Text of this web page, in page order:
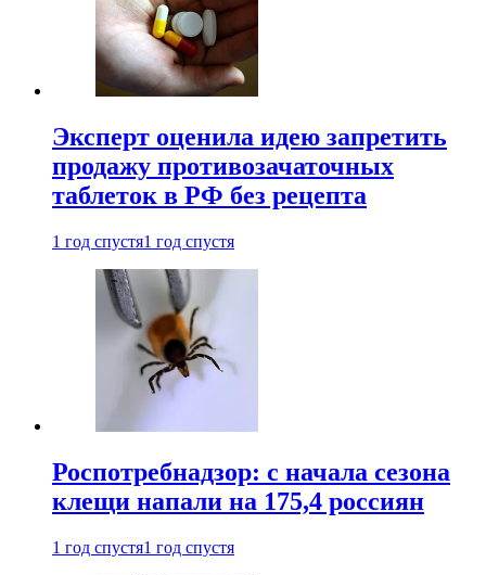
Эксперт оценила идею запретить
продажу противозачаточных
таблеток в РФ без рецепта
1 год спустя1 год спустя
Роспотребнадзор: с начала сезона
клещи напали на 175,4 россиян
1 год спустя1 год спустя